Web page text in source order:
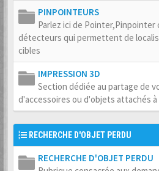
PINPOINTEURS
Parlez ici de Pointer,Pinpointer
détecteurs qui permettent de
cibles
IMPRESSION 3D
Section dédiée au partage de
d'accessoires ou d'objets attachés
RECHERCHE D'OBJET PERDU
RECHERCHE D'OBJET PERDU